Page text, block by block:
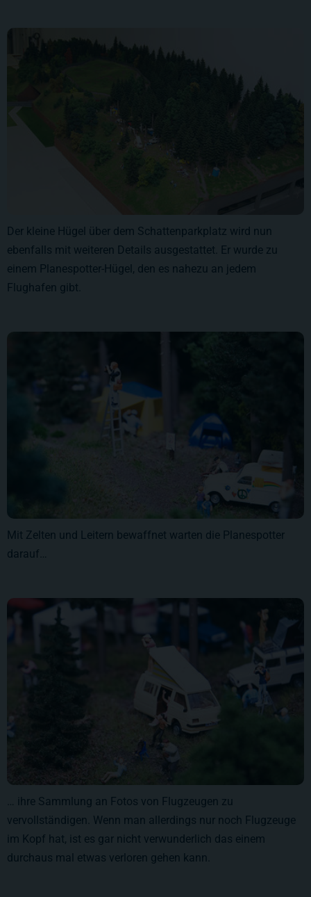
Der kleine Hügel über dem Schattenparkplatz wird nun
ebenfalls mit weiteren Details ausgestattet. Er wurde zu
einem Planespotter-Hügel, den es nahezu an jedem
Flughafen gibt.
Mit Zelten und Leitern bewaffnet warten die Planespotter
darauf…
… ihre Sammlung an Fotos von Flugzeugen zu
vervollständigen. Wenn man allerdings nur noch Flugzeuge
im Kopf hat, ist es gar nicht verwunderlich das einem
durchaus mal etwas verloren gehen kann.